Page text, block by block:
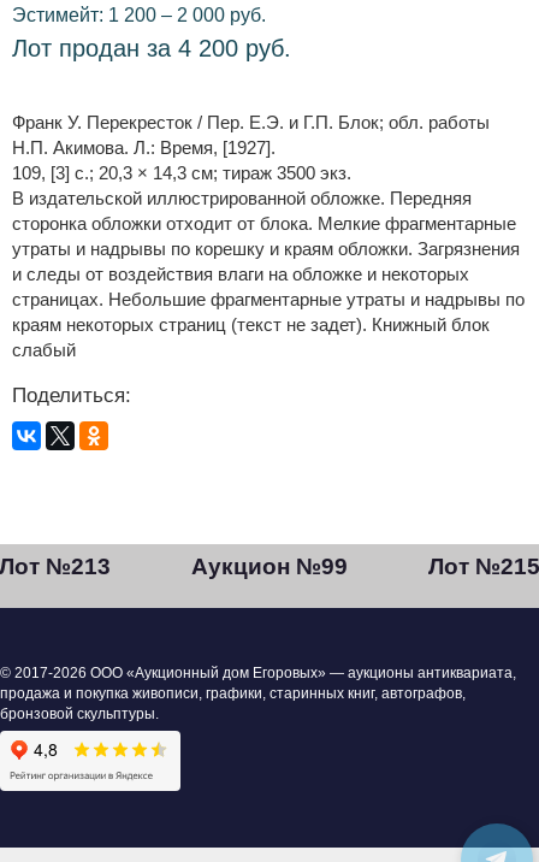
Эстимейт: 1 200 – 2 000 руб.
Лот продан за 4 200 руб.
Франк У. Перекресток / Пер. Е.Э. и Г.П. Блок; обл. работы
Н.П. Акимова. Л.: Время, [1927].
109, [3] с.; 20,3 × 14,3 см; тираж 3500 экз.
В издательской иллюстрированной обложке. Передняя
сторонка обложки отходит от блока. Мелкие фрагментарные
утраты и надрывы по корешку и краям обложки. Загрязнения
и следы от воздействия влаги на обложке и некоторых
страницах. Небольшие фрагментарные утраты и надрывы по
краям некоторых страниц (текст не задет). Книжный блок
слабый
Поделиться:
Лот №213 Аукцион №99 Лот №215
© 2017-2026 ООО «Аукционный дом Егоровых» — аукционы антиквариата,
продажа и покупка живописи, графики, старинных книг, автографов,
бронзовой скульптуры.